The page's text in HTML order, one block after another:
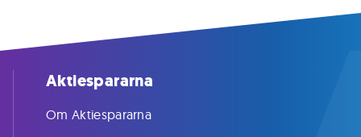
Aktiespararna
Om Aktiespararna